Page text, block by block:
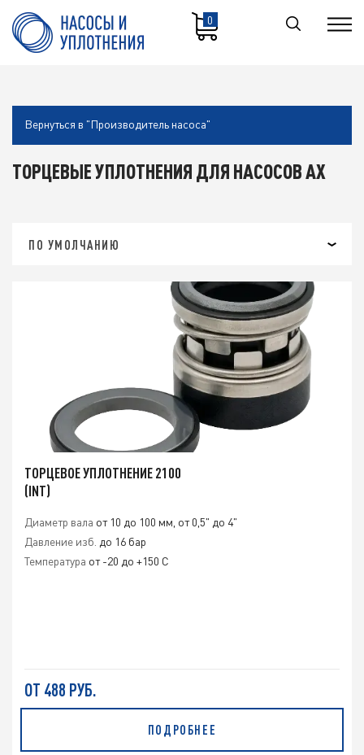
0
Вернуться в "Производитель насоса"
ТОРЦЕВЫЕ УПЛОТНЕНИЯ ДЛЯ НАСОСОВ АХ
ПО УМОЛЧАНИЮ
ТОРЦЕВОЕ УПЛОТНЕНИЕ 2100
(INT)
Диаметр вала от 10 до 100 мм, от 0,5" до 4"
Давление изб. до 16 бар
Температура от -20 до +150 С
ОТ 488 РУБ.
ПОДРОБНЕЕ